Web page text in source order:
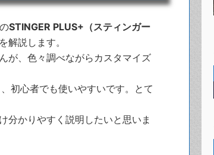
STINGER PLUS+（スティンガー
解説します。
が、色々調べながらカスタマイズ
初心者でも使いやすいです。とて
分かりやすく説明したいと思いま